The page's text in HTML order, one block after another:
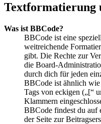
Textformatierung
Was ist BBCode?
BBCode ist eine
weitreichende
gibt. Die Rechte zur
die Board-
durch dich für jeden
BBCode ist ähnlich
Tags von eckigen („[“
Klammern
BBCode findest du auf
der Seite zur